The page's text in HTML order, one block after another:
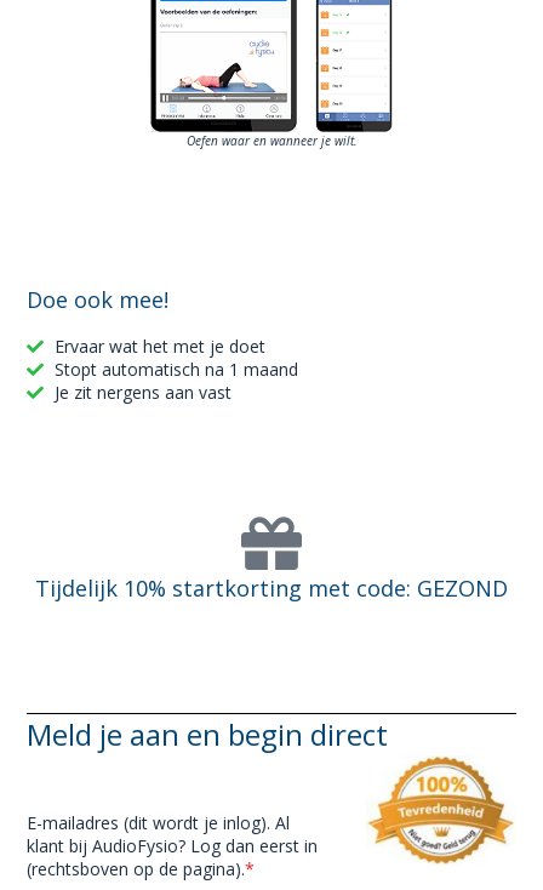
Oefen waar en wanneer je wilt.
Doe ook mee!
Ervaar wat het met je doet
Stopt automatisch na 1 maand
Je zit nergens aan vast
Tijdelijk 10% startkorting met code: GEZOND
Meld je aan en begin direct
E-mailadres (dit wordt je inlog). Al
klant bij AudioFysio? Log dan eerst in
(rechtsboven op de pagina).*